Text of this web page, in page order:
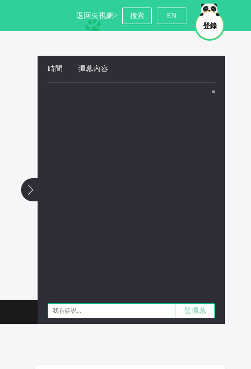
登錄
返回央視網> 搜索 EN
時間 彈幕內容
發彈幕